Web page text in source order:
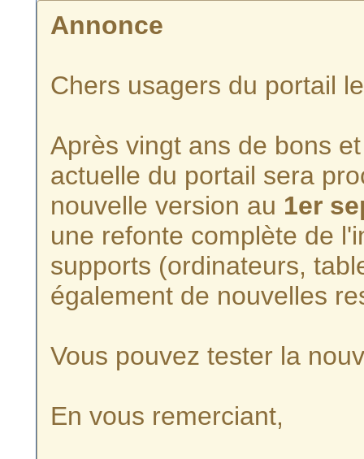
Annonce
Chers usagers du portail
Après vingt ans de bons
actuelle du portail sera
nouvelle version au 1er
une refonte complète de
supports (ordinateurs,
également de nouvelles
Vous pouvez tester la
En vous remerciant,